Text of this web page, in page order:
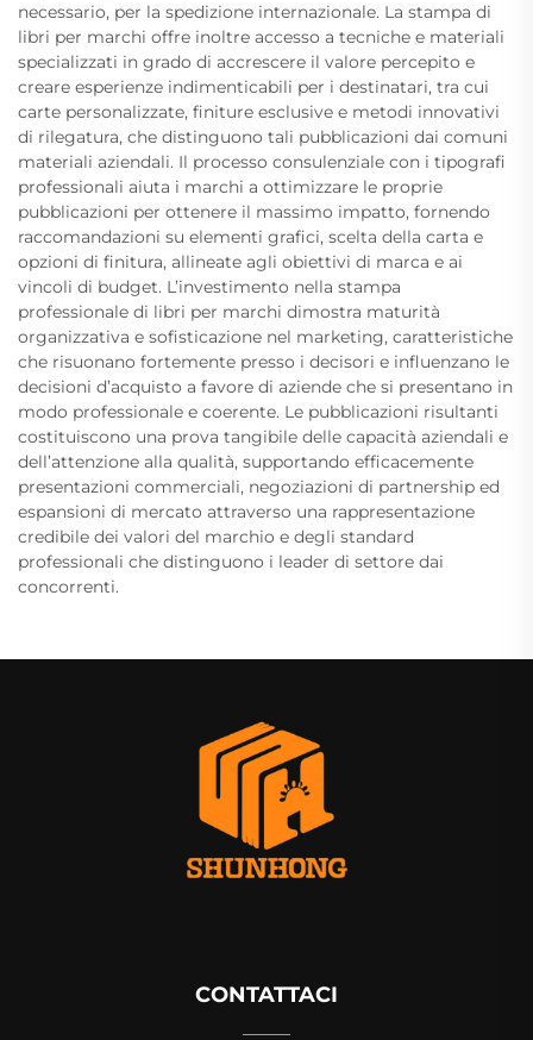
necessario, per la spedizione internazionale. La stampa di
libri per marchi offre inoltre accesso a tecniche e materiali
specializzati in grado di accrescere il valore percepito e
creare esperienze indimenticabili per i destinatari, tra cui
carte personalizzate, finiture esclusive e metodi innovativi
di rilegatura, che distinguono tali pubblicazioni dai comuni
materiali aziendali. Il processo consulenziale con i tipografi
professionali aiuta i marchi a ottimizzare le proprie
pubblicazioni per ottenere il massimo impatto, fornendo
raccomandazioni su elementi grafici, scelta della carta e
opzioni di finitura, allineate agli obiettivi di marca e ai
vincoli di budget. L’investimento nella stampa
professionale di libri per marchi dimostra maturità
organizzativa e sofisticazione nel marketing, caratteristiche
che risuonano fortemente presso i decisori e influenzano le
decisioni d’acquisto a favore di aziende che si presentano in
modo professionale e coerente. Le pubblicazioni risultanti
costituiscono una prova tangibile delle capacità aziendali e
dell’attenzione alla qualità, supportando efficacemente
presentazioni commerciali, negoziazioni di partnership ed
espansioni di mercato attraverso una rappresentazione
credibile dei valori del marchio e degli standard
professionali che distinguono i leader di settore dai
concorrenti.
CONTATTACI